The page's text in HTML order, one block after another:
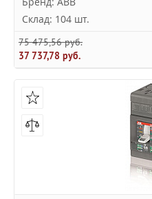
Склад: 104 шт.
75 475,56 руб.
37 737,78 руб.